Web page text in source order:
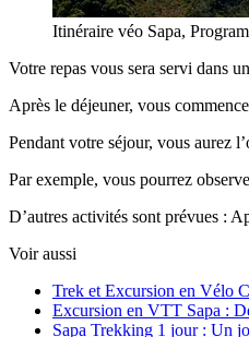
Itinéraire véo Sapa,
Votre repas vous sera servi dans
Après le déjeuner, vous
Pendant votre séjour, vous aurez
Par exemple, vous pourrez
D’autres activités sont prévues :
Voir aussi
Trek et Excursion en Vélo
Excursion en VTT Sapa :
Sapa Trekking 1 jour : Un